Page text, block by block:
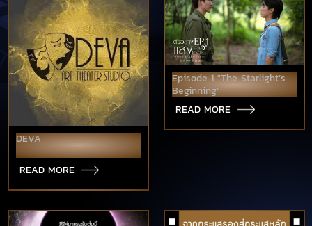
DEVA
READ MORE
Episode 1 "The Starlight’s
Beginning"
READ MORE